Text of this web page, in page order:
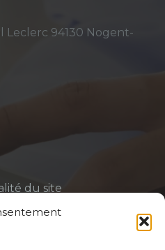
Leclerc 94130 Nogent-
du site
données de la CPTS